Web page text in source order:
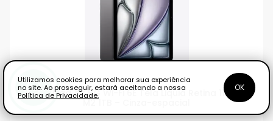
iPad
Apple iPad Air 5G Wi-Fi 6E Tela Liquid Retina 11′ Chip
M2 1TB – Cinza-espacial
Utilizamos cookies para melhorar sua experiência
no site. Ao prosseguir, estará aceitando a nossa
Política de Privacidade.
OK